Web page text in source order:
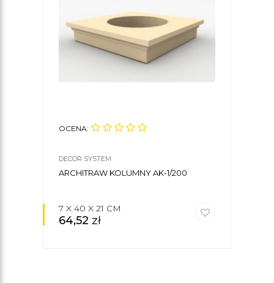
OCENA:
DECOR SYSTEM
ARCHITRAW KOLUMNY AK-1/200
7 X 40 X 21 CM
64,52 zł